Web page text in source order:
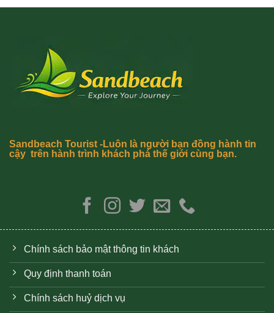
Sandbeach Tourist -Luôn là người bạn đồng hành tin
cậy trên hành trình khách phá thế giới cùng bạn.
Chính sách bảo mật thông tin khách
Quy định thanh toán
Chính sách huỷ dịch vụ